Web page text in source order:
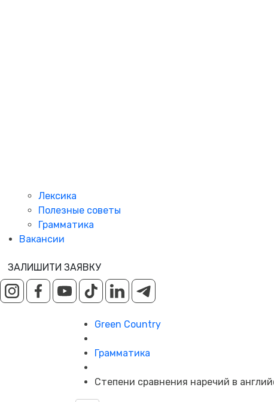
Лексика
Полезные советы
Грамматика
Вакансии
ЗАЛИШИТИ ЗАЯВКУ
Green Country
Грамматика
Степени сравнения наречий в